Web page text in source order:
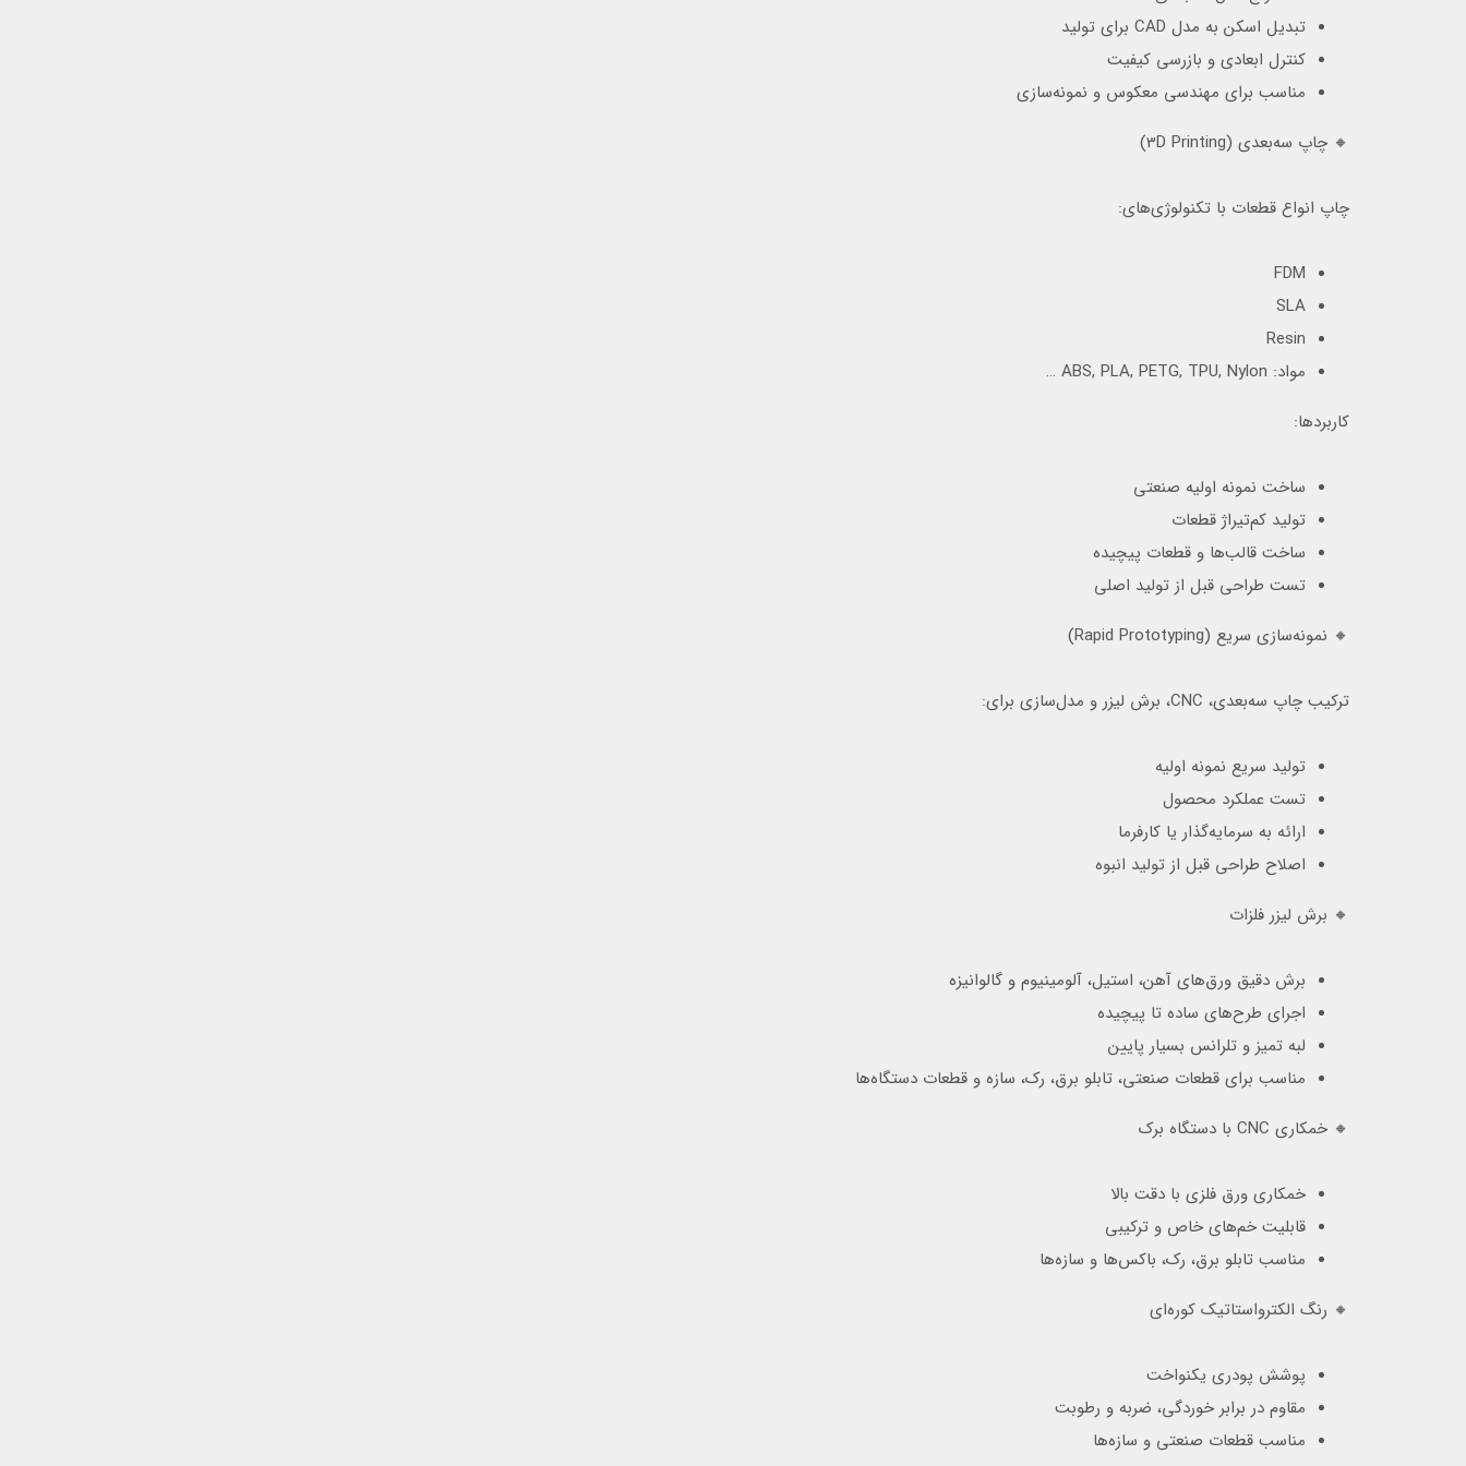
تبدیل اسکن به مدل CAD برای تولید
کنترل ابعادی و بازرسی کیفیت
مناسب برای مهندسی معکوس و نمونه‌سازی
🔸 چاپ سه‌بعدی (3D Printing)
چاپ انواع قطعات با تکنولوژی‌های:
FDM
SLA
Resin
مواد: ABS, PLA, PETG, TPU, Nylon …
کاربردها:
ساخت نمونه اولیه صنعتی
تولید کم‌تیراژ قطعات
ساخت قالب‌ها و قطعات پیچیده
تست طراحی قبل از تولید اصلی
🔸 نمونه‌سازی سریع (Rapid Prototyping)
ترکیب چاپ سه‌بعدی، CNC، برش لیزر و مدل‌سازی برای:
تولید سریع نمونه اولیه
تست عملکرد محصول
ارائه به سرمایه‌گذار یا کارفرما
اصلاح طراحی قبل از تولید انبوه
🔸 برش لیزر فلزات
برش دقیق ورق‌های آهن، استیل، آلومینیوم و گالوانیزه
اجرای طرح‌های ساده تا پیچیده
لبه تمیز و تلرانس بسیار پایین
مناسب برای قطعات صنعتی، تابلو برق، رک، سازه و قطعات دستگاه‌ها
🔸 خمکاری CNC با دستگاه برک
خمکاری ورق فلزی با دقت بالا
قابلیت خم‌های خاص و ترکیبی
مناسب تابلو برق، رک، باکس‌ها و سازه‌ها
🔸 رنگ الکترواستاتیک کوره‌ای
پوشش پودری یکنواخت
مقاوم در برابر خوردگی، ضربه و رطوبت
مناسب قطعات صنعتی و سازه‌ها